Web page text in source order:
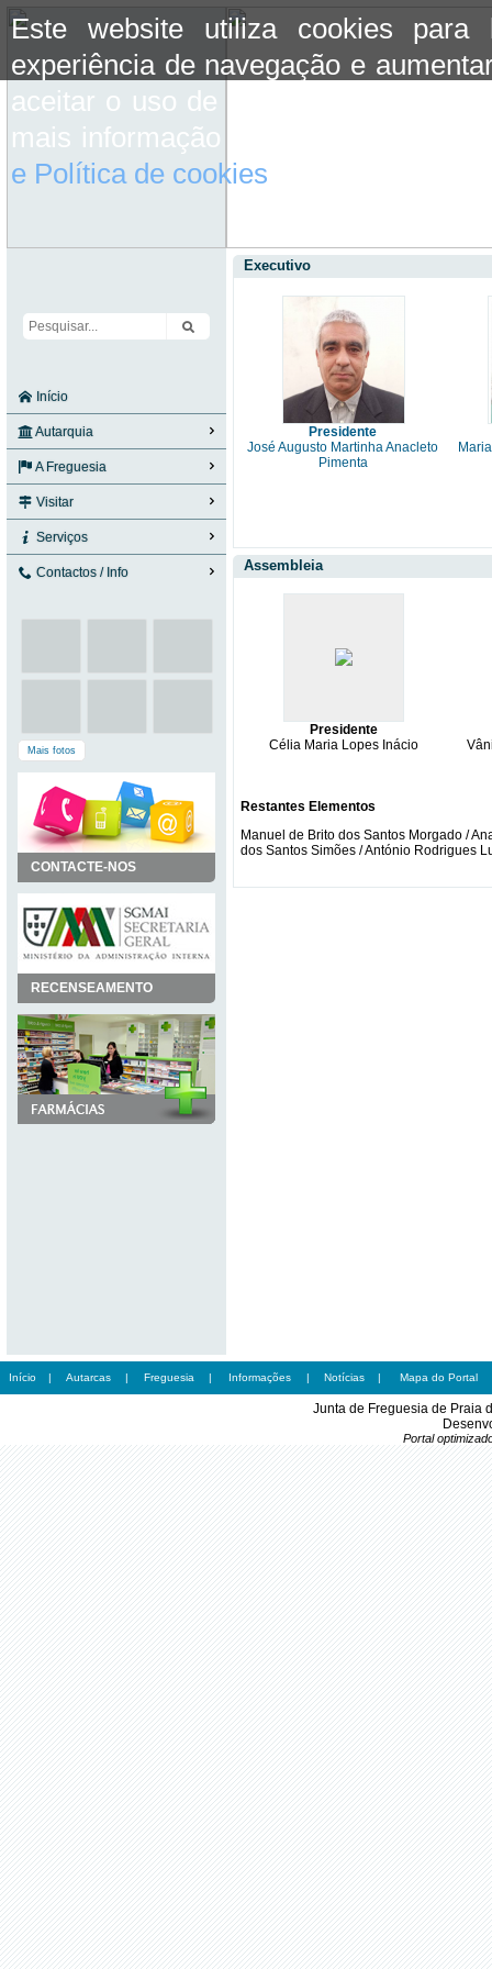
Este website utiliza cookies para
experiência de navegação e
aceitar o uso de cookies basta
mais informação consulte a
e Política de cookies
Início
Autarquia
A Freguesia
Visitar
Serviços
Contactos / Info
Mais fotos
CONTACTE-NOS
RECENSEAMENTO
Executivo
Presidente
José Augusto Martinha Anacleto
Pimenta
Assembleia
Presidente
Célia Maria Lopes Inácio
Restantes Elementos
Manuel de Brito dos Santos Morgado /
dos Santos Simões / António Rodrigues
Início | Autarcas | Freguesia | Informações | Notícias | Mapa do Portal
Junta de Freguesia de Praia
Portal